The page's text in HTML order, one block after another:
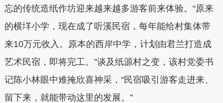
忘的传统造纸作坊迎来越来越多游客前来体验。“原来
的横垟小学，现在成了听溪民宿，每年能给村集体带
来10万元收入。原本的西岸中学，计划由君兰打造成
艺术民宿，即将完工。”谈及纸源村之变，该村党委书
记陈小林眼中难掩欣喜神采，“民宿吸引游客走进来、
留下来，就能带动这里的发展。”